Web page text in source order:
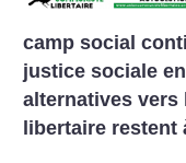
camp social
justice sociale
alternatives vers
libertaire restent